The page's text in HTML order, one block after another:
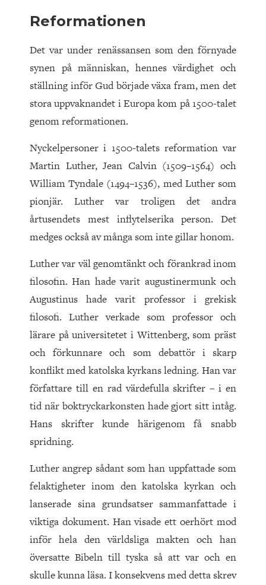
Reformationen
Det var under renässansen som den förnyade
synen på människan, hennes värdighet och
ställning inför Gud började växa fram, men det
stora uppvaknandet i Europa kom på 1500-talet
genom reformationen.
Nyckelpersoner i 1500-talets reformation var
Martin Luther, Jean Calvin (1509–1564) och
William Tyndale (1494–1536), med Luther som
pionjär. Luther var troligen det andra
årtusendets mest inflytelserika person. Det
medges också av många som inte gillar honom.
Luther var väl genomtänkt och förankrad inom
filosofin. Han hade varit augustinermunk och
Augustinus hade varit professor i grekisk
filosofi. Luther verkade som professor och
lärare på universitetet i Wittenberg, som präst
och förkunnare och som debattör i skarp
konflikt med katolska kyrkans ledning. Han var
författare till en rad värdefulla skrifter – i en
tid när boktryckarkonsten hade gjort sitt intåg.
Hans skrifter kunde härigenom få snabb
spridning.
Luther angrep sådant som han uppfattade som
felaktigheter inom den katolska kyrkan och
lanserade sina grundsatser sammanfattade i
viktiga dokument. Han visade ett oerhört mod
inför hela den världsliga makten och han
översatte Bibeln till tyska så att var och en
skulle kunna läsa. I konsekvens med detta skrev